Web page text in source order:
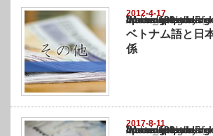
2012-4-17
Warning
: Undefined array key "show_category" in
/home/netst/kuno-cpa.co.jp/
on line183
ベトナム語と日
係
2017-8-11
Warning
: Undefined array key "show_category" in
/home/netst/kuno-cpa.co.jp/
on line183